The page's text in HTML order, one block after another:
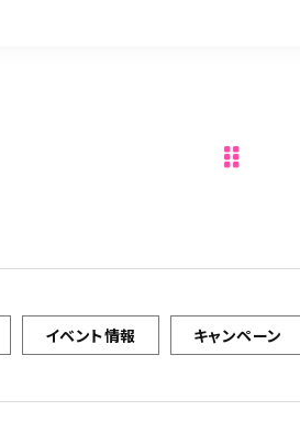
イベント情報 キャンペーン